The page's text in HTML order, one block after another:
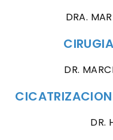
DRA.
DR.
DR.